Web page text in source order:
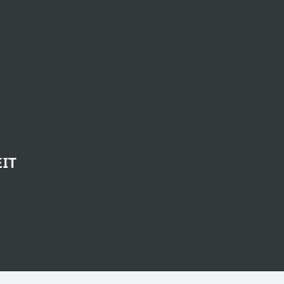
FUSSBEREICH